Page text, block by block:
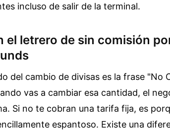
incluso de salir de la terminal.
el letrero de sin comisión
del cambio de divisas es la frase "No
vas a cambiar esa cantidad, el
Si no te cobran una tarifa fija, es
espantoso. Existe una